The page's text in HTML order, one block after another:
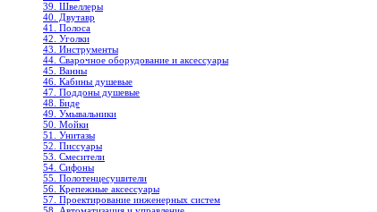
39. Швеллеры
40. Двутавр
41. Полоса
42. Уголки
43. Инструменты
44. Сварочное оборудование и аксессуары
45. Ванны
46. Кабины душевые
47. Поддоны душевые
48. Биде
49. Умывальники
50. Мойки
51. Унитазы
52. Писсуары
53. Смесители
54. Сифоны
55. Полотенцесушители
56. Крепежные аксессуары
57. Проектирование инженерных систем